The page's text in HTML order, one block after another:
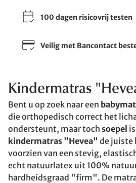
100 dagen risicovrij testen
Veilig met Bancontact
Kindermatras
Bent u op zoek naar een
die orthopedisch correct het
ondersteunt, maar toch soepel
kindermatras "Hevea" de juiste
voorzien van een stevig,
echt natuurlatex uit 100%
hardheidsgraad "firm". De